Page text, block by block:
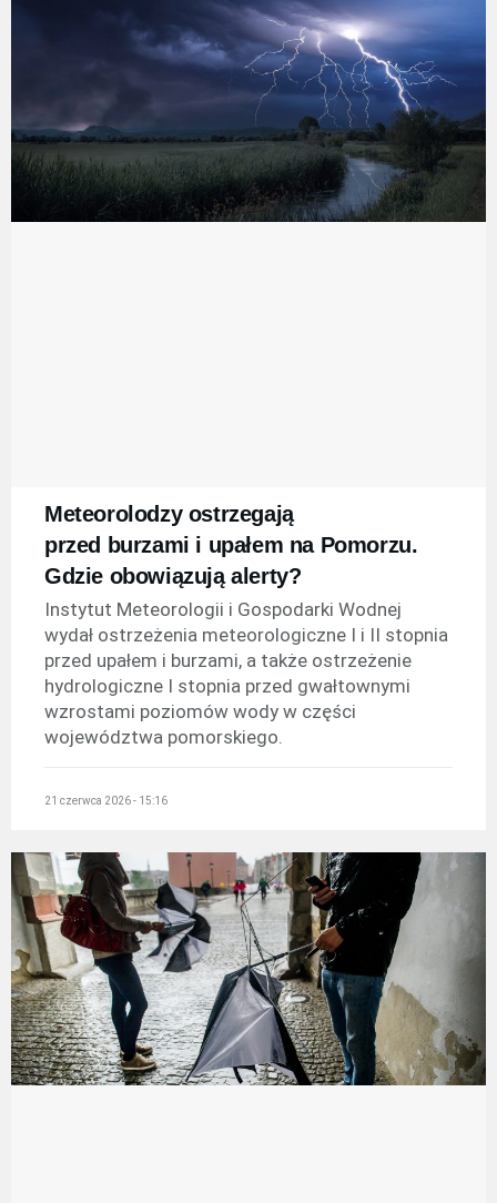
Meteorolodzy ostrzegają
przed burzami i upałem na Pomorzu.
Gdzie obowiązują alerty?
Instytut Meteorologii i Gospodarki Wodnej
wydał ostrzeżenia meteorologiczne I i II stopnia
przed upałem i burzami, a także ostrzeżenie
hydrologiczne I stopnia przed gwałtownymi
wzrostami poziomów wody w części
województwa pomorskiego.
21 czerwca 2026 - 15:16